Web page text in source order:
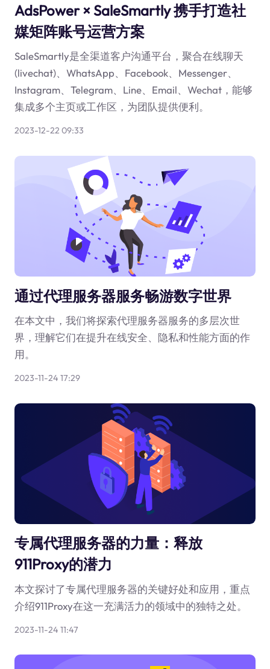
AdsPower × SaleSmartly 携手打造社
媒矩阵账号运营方案
SaleSmartly是全渠道客户沟通平台，聚合在线聊天
(livechat)、WhatsApp、Facebook、Messenger、
Instagram、Telegram、Line、Email、Wechat，能够
集成多个主页或工作区，为团队提供便利。
2023-12-22 09:33
通过代理服务器服务畅游数字世界
在本文中，我们将探索代理服务器服务的多层次世
界，理解它们在提升在线安全、隐私和性能方面的作
用。
2023-11-24 17:29
专属代理服务器的力量：释放
911Proxy的潜力
本文探讨了专属代理服务器的关键好处和应用，重点
介绍911Proxy在这一充满活力的领域中的独特之处。
2023-11-24 11:47